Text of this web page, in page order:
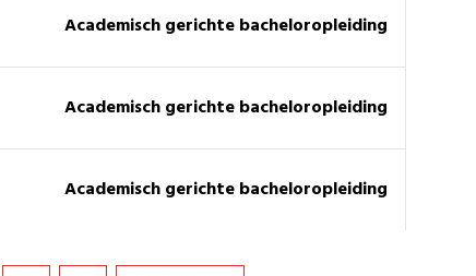
academisch gerichte bacheloropleiding
academisch gerichte bacheloropleiding
academisch gerichte bacheloropleiding